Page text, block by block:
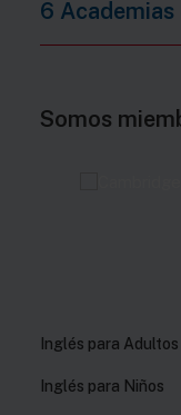
6 Academias
Somos
Inglés para Adultos
Inglés para Niños